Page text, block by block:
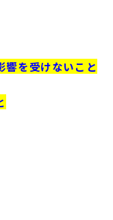
を受けないこと